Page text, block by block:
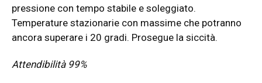
pressione con tempo stabile e soleggiato.
Temperature stazionarie con massime che potranno
ancora superare i 20 gradi. Prosegue la siccità.
Attendibilità 99%